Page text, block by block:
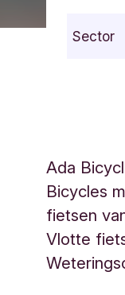
Sector
Ada
Bicycles
fietsen
Vlotte